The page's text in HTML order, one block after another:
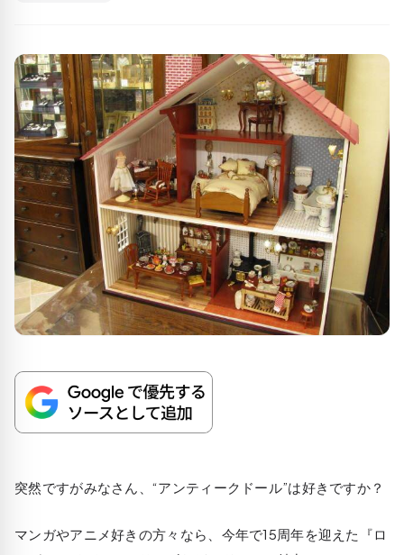
突然ですがみなさん、“アンティークドール”は好きですか？
マンガやアニメ好きの方々なら、今年で15周年を迎えた『ロ